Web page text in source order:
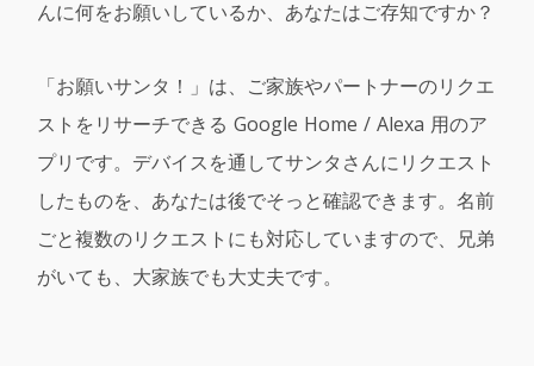
んに何をお願いしているか、あなたはご存知ですか？
「お願いサンタ！」は、ご家族やパートナーのリクエ
ストをリサーチできる Google Home / Alexa 用のア
プリです。デバイスを通してサンタさんにリクエスト
したものを、あなたは後でそっと確認できます。名前
ごと複数のリクエストにも対応していますので、兄弟
がいても、大家族でも大丈夫です。